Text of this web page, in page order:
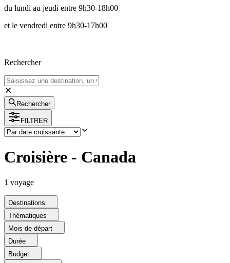
du lundi au jeudi entre 9h30-18h00
et le vendredi entre 9h30-17h00
Rechercher
Rechercher
FILTRER
Croisière - Canada
1 voyage
Destinations
Thématiques
Mois de départ
Durée
Budget